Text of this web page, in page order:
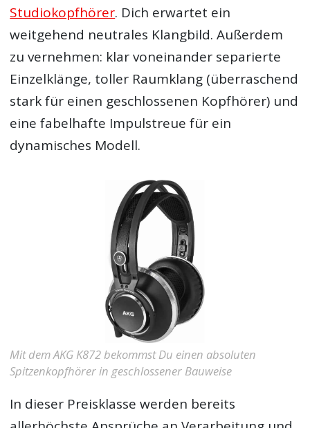
Studiokopfhörer. Dich erwartet ein
weitgehend neutrales Klangbild. Außerdem
zu vernehmen: klar voneinander separierte
Einzelklänge, toller Raumklang (überraschend
stark für einen geschlossenen Kopfhörer) und
eine fabelhafte Impulstreue für ein
dynamisches Modell.
Mit dem AKG K872 bekommst Du einen absoluten
Spitzenkopfhörer in geschlossener Bauweise
In dieser Preisklasse werden bereits